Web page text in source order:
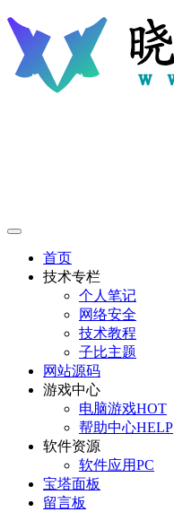
首页
技术专栏
个人笔记
网络安全
技术教程
子比主题
网站源码
游戏中心
电脑游戏HOT
帮助中心HELP
软件资源
软件应用PC
宝塔面板
留言板